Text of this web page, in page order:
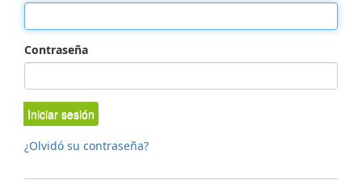
Contraseña
Iniciar sesión
¿Olvidó su contraseña?